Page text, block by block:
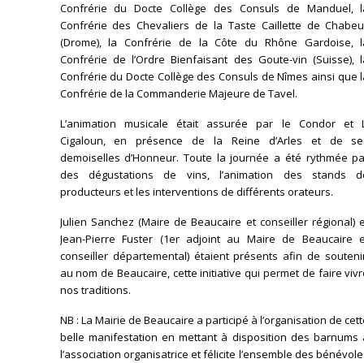
Confrérie du Docte Collège des Consuls de Manduel,
Confrérie des Chevaliers de la Taste Caillette de
(Drome), la Confrérie de la Côte du Rhône Gardoise,
Confrérie de l’Ordre Bienfaisant des Goute-vin (Suisse),
Confrérie du Docte Collège des Consuls de Nîmes ainsi que
Confrérie de la Commanderie Majeure de Tavel.
L’animation musicale était assurée par le Condor et
Cigaloun, en présence de la Reine d’Arles et de
demoiselles d’Honneur. Toute la journée a été rythmée
des dégustations de vins, l’animation des stands
producteurs et les interventions de différents orateurs.
Julien Sanchez (Maire de Beaucaire et conseiller régional)
Jean-Pierre Fuster (1er adjoint au Maire de Beaucaire
conseiller départemental) étaient présents afin de
au nom de Beaucaire, cette initiative qui permet de faire
nos traditions.
NB : La Mairie de Beaucaire a participé à l’organisation de
belle manifestation en mettant à disposition des barnums
l’association organisatrice et félicite l’ensemble des